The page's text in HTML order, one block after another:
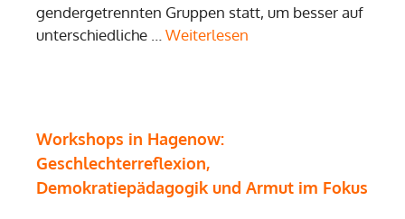
gendergetrennten Gruppen statt, um besser auf
unterschiedliche … Weiterlesen
Workshops in Hagenow:
Geschlechterreflexion,
Demokratiepädagogik und Armut im Fokus